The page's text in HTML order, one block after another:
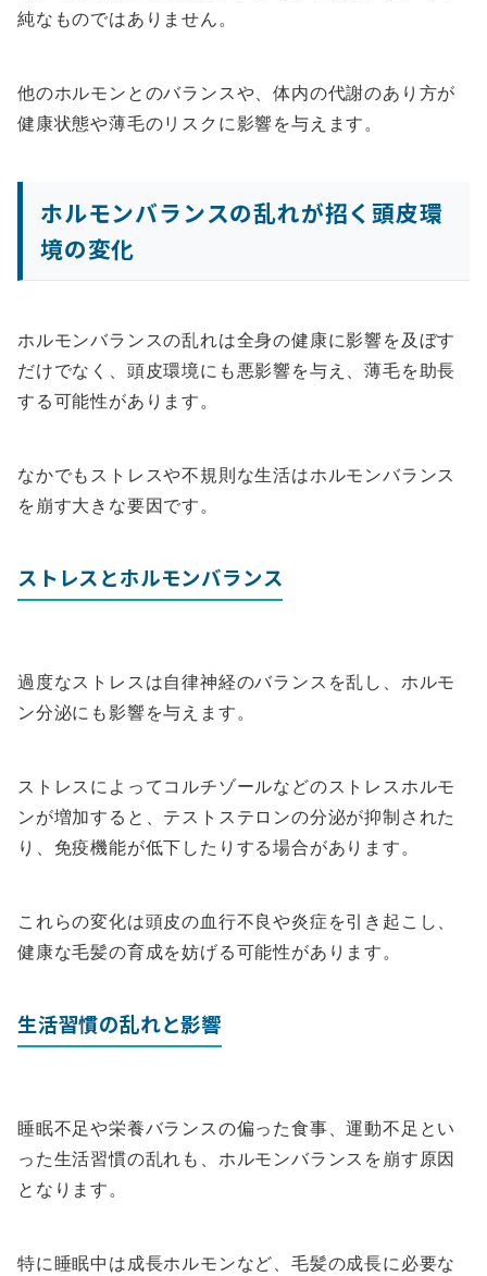
純なものではありません。
他のホルモンとのバランスや、体内の代謝のあり方が
健康状態や薄毛のリスクに影響を与えます。
ホルモンバランスの乱れが招く頭皮環
境の変化
ホルモンバランスの乱れは全身の健康に影響を及ぼす
だけでなく、頭皮環境にも悪影響を与え、薄毛を助長
する可能性があります。
なかでもストレスや不規則な生活はホルモンバランス
を崩す大きな要因です。
ストレスとホルモンバランス
過度なストレスは自律神経のバランスを乱し、ホルモ
ン分泌にも影響を与えます。
ストレスによってコルチゾールなどのストレスホルモ
ンが増加すると、テストステロンの分泌が抑制された
り、免疫機能が低下したりする場合があります。
これらの変化は頭皮の血行不良や炎症を引き起こし、
健康な毛髪の育成を妨げる可能性があります。
生活習慣の乱れと影響
睡眠不足や栄養バランスの偏った食事、運動不足とい
った生活習慣の乱れも、ホルモンバランスを崩す原因
となります。
特に睡眠中は成長ホルモンなど、毛髪の成長に必要な